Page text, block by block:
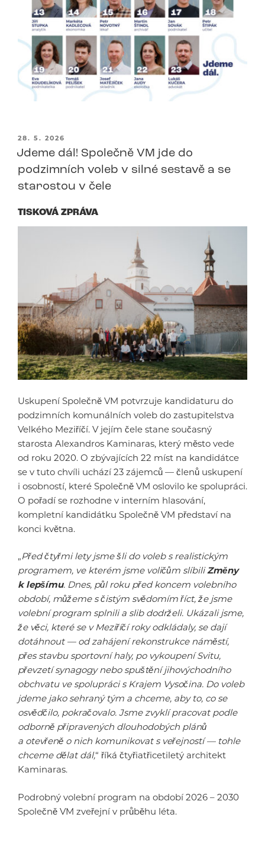
PUBLIKOVÁNO
28. 5. 2026
Jdeme dál! Společně VM jde do
podzimních voleb v silné sestavě a se
starostou v čele
TISKOVÁ ZPRÁVA
Uskupení Společně VM potvrzuje kandidaturu do
podzimních komunálních voleb do zastupitelstva
Velkého Meziříčí. V jejím čele stane současný
starosta Alexandros Kaminaras, který město vede
od roku 2020. O zbývajících 22 míst na kandidátce
se v tuto chvíli uchází 23 zájemců — členů uskupení
i osobností, které Společně VM oslovilo ke spolupráci.
O pořadí se rozhodne v interním hlasování,
kompletní kandidátku Společně VM představí na
konci května.
„Před čtyřmi lety jsme šli do voleb s realistickým
programem, ve kterém jsme voličům slíbiliZměny
k lepšímu. Dnes, půl roku před koncem volebního
období, můžeme s čistým svědomím říct, že jsme
volební program splnili a slib dodrželi. Ukázali jsme,
že věci, které se v Meziříčí roky odkládaly, se dají
dotáhnout — od zahájení rekonstrukce náměstí,
přes stavbu sportovní haly, po vykoupení Svitu,
převzetí synagogy nebo spuštění jihovýchodního
obchvatu ve spolupráci s Krajem Vysočina. Do voleb
jdeme jako sehraný tým a chceme, aby to, co se
osvědčilo, pokračovalo. Jsme zvyklí pracovat podle
odborně připravených dlouhodobých plánů
a otevřeně o nich komunikovat s veřejností — tohle
chceme dělat dál,“ říká čtyřiatřicetiletý architekt
Kaminaras.
Podrobný volební program na období 2026 – 2030
Společně VM zveřejní v průběhu léta.